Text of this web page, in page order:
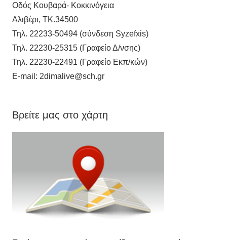
Οδός Κουβαρά- Κοκκινόγεια
Αλιβέρι, ΤΚ.34500
Τηλ. 22233-50494 (σύνδεση Syzefxis)
Τηλ. 22230-25315 (Γραφείο Δ/νσης)
Τηλ. 22230-22491 (Γραφείο Εκπ/κών)
E-mail: 2dimalive@sch.gr
Βρείτε μας στο χάρτη